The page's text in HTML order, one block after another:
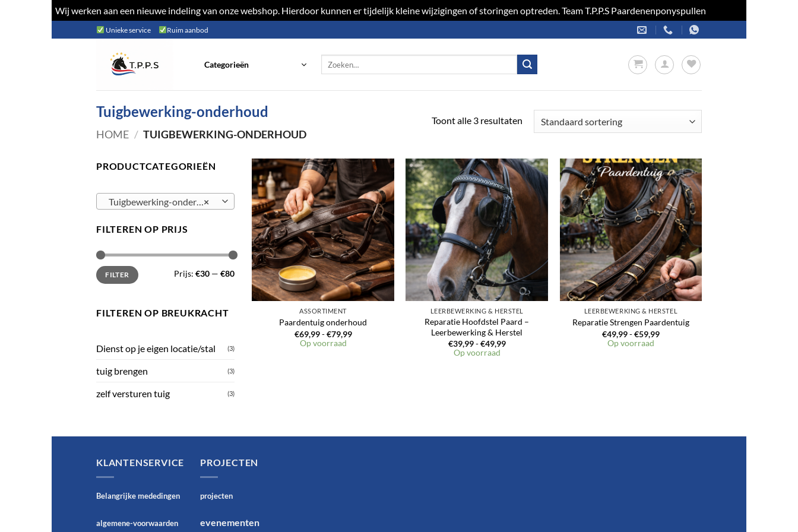
Wij werken aan een nieuwe indeling van onze webshop. Hierdoor kunnen er tijdelijk kleine wijzigingen of storingen optreden. Team T.P.P.S Paardenenponyspullen
naar
Unieke service Ruim aanbod
Categorieën
Tuigbewerking-onderhoud
HOME / TUIGBEWERKING-ONDERHOUD
Toont alle 3 resultaten
PRODUCTCATEGORIEËN
×
Tuigbewerking-onderhoud
FILTEREN OP PRIJS
Min.
prijs
Max.
prijsFILTER Prijs: €30— €80
FILTEREN OP BREUKRACHT
Dienst op je eigen locatie/stal (3)
tuig brengen (3)
zelf versturen tuig (3)
Toevoegen
aan
verlanglijst
ASSORTIMENT
Paardentuig onderhoud
€69,99 - €79,99Prijsklasse:
Op voorraad
Toevoegen
aan
verlanglijst
LEERBEWERKING & HERSTEL
Reparatie Hoofdstel Paard –
Leerbewerking & Herstel
€39,99-€49,99Prijsklasse:
Op voorraad
Toevoegen
aan
verlanglijst
LEERBEWERKING & HERSTEL
Reparatie Strengen Paardentuig
€49,99-€59,99Prijsklasse:
Op voorraad
KLANTENSERVICE
Belangrijke mededingen
algemene-voorwaarden
PROJECTEN
projecten
evenementen